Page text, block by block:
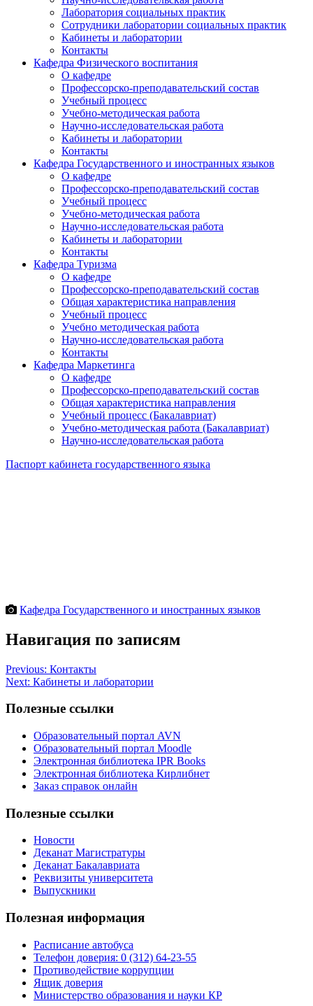
Лаборатория социальных практик
Сотрудники лаборатории социальных практик
Кабинеты и лаборатории
Контакты
Кафедра Физического воспитания
О кафедре
Профессорско-преподавательский состав
Учебный процесс
Учебно-методическая работа
Научно-исследовательская работа
Кабинеты и лаборатории
Контакты
Кафедра Государственного и иностранных языков
О кафедре
Профессорско-преподавательский состав
Учебный процесс
Учебно-методическая работа
Научно-исследовательская работа
Кабинеты и лаборатории
Контакты
Кафедра Туризма
О кафедре
Профессорско-преподавательский состав
Общая характеристика направления
Учебный процесс
Учебно методическая работа
Научно-исследовательская работа
Контакты
Кафедра Маркетинга
О кафедре
Профессорско-преподавательский состав
Общая характеристика направления
Учебный процесс (Бакалавриат)
Учебно-методическая работа (Бакалавриат)
Научно-исследовательская работа
Паспорт кабинета государственного языка
Кафедра Государственного и иностранных языков
Навигация по записям
Previous: Контакты
Next: Кабинеты и лаборатории
Полезные ссылки
Образовательный портал AVN
Образовательный портал Moodle
Электронная библиотека IPR Books
Электронная библиотека Кирлибнет
Заказ справок онлайн
Полезные ссылки
Новости
Деканат Магистратуры
Деканат Бакалавриата
Реквизиты университета
Выпускники
Полезная информация
Расписание автобуса
Телефон доверия: 0 (312) 64-23-55
Противодействие коррупции
Ящик доверия
Министерство образования и науки КР